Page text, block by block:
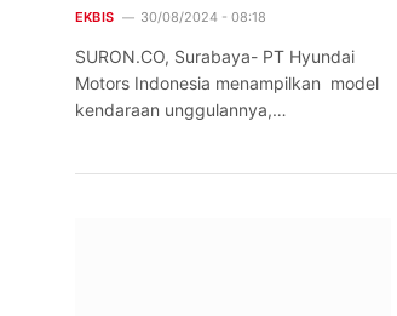
EKBIS 30/08/2024 - 08:18
SURON.CO, Surabaya- PT Hyundai
Motors Indonesia menampilkan model
kendaraan unggulannya,…